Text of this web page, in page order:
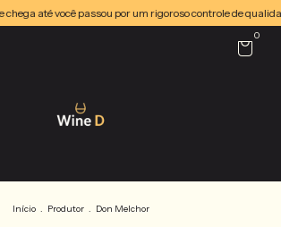
até você passou por um rigoroso controle de
0
Início . Produtor . Don Melchor